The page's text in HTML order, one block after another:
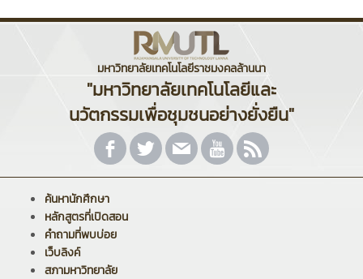
มหาวิทยาลัยเทคโนโลยีราชมงคลล้านนา
"มหาวิทยาลัยเทคโนโลยีและ
นวัตกรรมเพื่อชุมชนอย่างยั่งยืน"
ค้นหานักศึกษา
หลักสูตรที่เปิดสอน
คำถามที่พบบ่อย
เว็บลิงค์
สภามหาวิทยาลัย